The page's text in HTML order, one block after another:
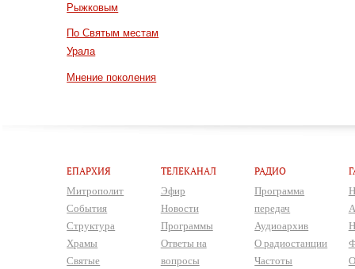
Рыжковым
По Святым местам
Урала
Мнение поколения
ЕПАРХИЯ
Митрополит
События
Структура
Храмы
Святые
ТЕЛЕКАНАЛ
Эфир
Новости
Программы
Ответы на
вопросы
РАДИО
Программа
передач
Аудиоархив
О радиостанции
Частоты